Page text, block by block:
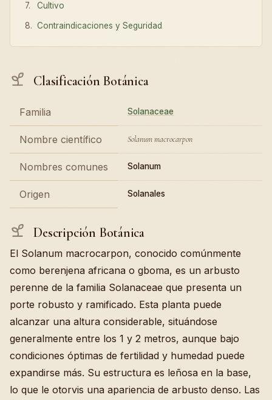
Cultivo
Contraindicaciones y Seguridad
Clasificación Botánica
Familia Solanaceae
Nombre científico Solanum macrocarpon
Nombres comunes Solanum
Origen Solanales
Descripción Botánica
El Solanum macrocarpon, conocido comúnmente
como berenjena africana o gboma, es un arbusto
perenne de la familia Solanaceae que presenta un
porte robusto y ramificado. Esta planta puede
alcanzar una altura considerable, situándose
generalmente entre los 1 y 2 metros, aunque bajo
condiciones óptimas de fertilidad y humedad puede
expandirse más. Su estructura es leñosa en la base,
lo que le otorvis una apariencia de arbusto denso. Las